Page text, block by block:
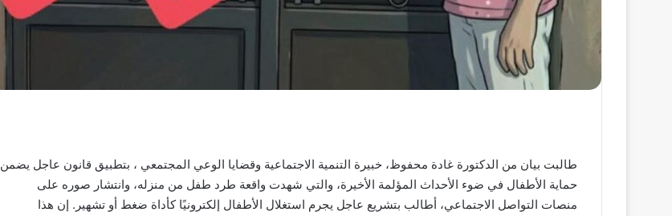
طالبت بيان من الدكتورة غادة محفوظ، خبيرة التنمية الاجتماعية وقضايا الوعي المجتمعي ، بتطبيق قانون عاجل يضمن
حماية الأطفال في ضوء الأحداث المؤلمة الأخيرة، والتي شهدت واقعة طرد طفل من منزله، وانتشار صوره على
منصات التواصل الاجتماعي، أطالب بتشريع عاجل يجرم استغلال الأطفال إلكترونيًا كأداة ضغط أو تشهير. إن هذا